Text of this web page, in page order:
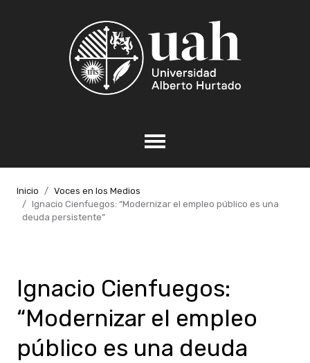
Inicio
Voces en los Medios
Ignacio Cienfuegos: “Modernizar el empleo público es una
deuda persistente”
Ignacio Cienfuegos:
“Modernizar el empleo
público es una deuda